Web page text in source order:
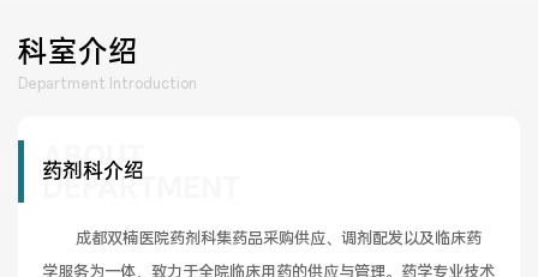
科室介绍
Department Introduction
药剂科介绍
ABOUT
DEPARTMENT